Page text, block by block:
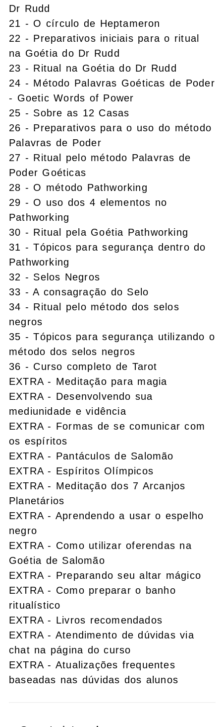
Dr Rudd
21 - O círculo de Heptameron
22 - Preparativos iniciais para o ritual
na Goétia do Dr Rudd
23 - Ritual na Goétia do Dr Rudd
24 - Método Palavras Goéticas de Poder
- Goetic Words of Power
25 - Sobre as 12 Casas
26 - Preparativos para o uso do método
Palavras de Poder
27 - Ritual pelo método Palavras de
Poder Goéticas
28 - O método Pathworking
29 - O uso dos 4 elementos no
Pathworking
30 - Ritual pela Goétia Pathworking
31 - Tópicos para segurança dentro do
Pathworking
32 - Selos Negros
33 - A consagração do Selo
34 - Ritual pelo método dos selos
negros
35 - Tópicos para segurança utilizando o
método dos selos negros
36 - Curso completo de Tarot
EXTRA - Meditação para magia
EXTRA - Desenvolvendo sua
mediunidade e vidência
EXTRA - Formas de se comunicar com
os espíritos
EXTRA - Pantáculos de Salomão
EXTRA - Espíritos Olímpicos
EXTRA - Meditação dos 7 Arcanjos
Planetários
EXTRA - Aprendendo a usar o espelho
negro
EXTRA - Como utilizar oferendas na
Goétia de Salomão
EXTRA - Preparando seu altar mágico
EXTRA - Como preparar o banho
ritualístico
EXTRA - Livros recomendados
EXTRA - Atendimento de dúvidas via
chat na página do curso
EXTRA - Atualizações frequentes
baseadas nas dúvidas dos alunos